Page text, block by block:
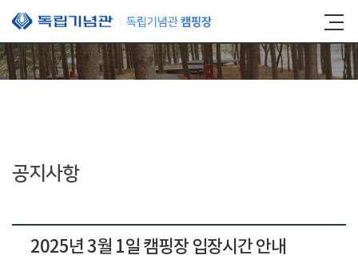
본문 바로가기
공지사항
2025년 3월 1일 캠핑장 입장시간 안내